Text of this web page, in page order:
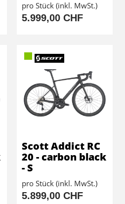
pro Stück (inkl. MwSt.)
5.999,00 CHF
Scott Addict RC
20 - carbon black
- S
pro Stück (inkl. MwSt.)
5.899,00 CHF